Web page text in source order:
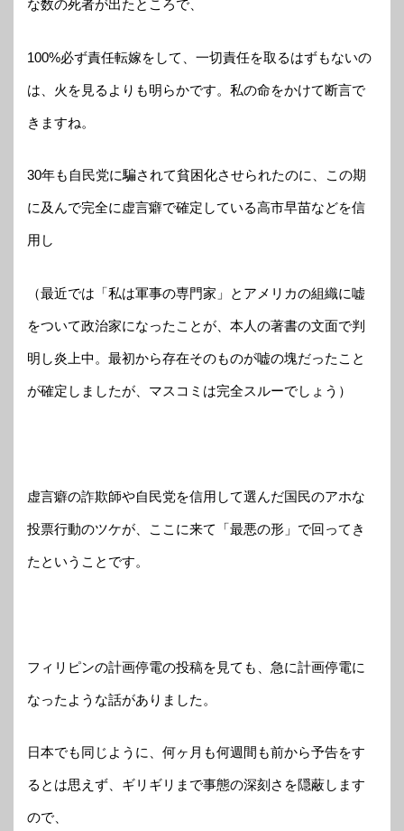
な数の死者が出たところで、
100%必ず責任転嫁をして、一切責任を取るはずもないの
は、火を見るよりも明らかです。私の命をかけて断言で
きますね。
30年も自民党に騙されて貧困化させられたのに、この期
に及んで完全に虚言癖で確定している高市早苗などを信
用し
（最近では「私は軍事の専門家」とアメリカの組織に嘘
をついて政治家になったことが、本人の著書の文面で判
明し炎上中。最初から存在そのものが嘘の塊だったこと
が確定しましたが、マスコミは完全スルーでしょう）
虚言癖の詐欺師や自民党を信用して選んだ国民のアホな
投票行動のツケが、ここに来て「最悪の形」で回ってき
たということです。
フィリピンの計画停電の投稿を見ても、急に計画停電に
なったような話がありました。
日本でも同じように、何ヶ月も何週間も前から予告をす
るとは思えず、ギリギリまで事態の深刻さを隠蔽します
ので、